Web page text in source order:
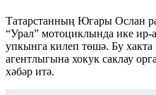
Татарстанның Югары Ослан
“Урал” мотоциклында ике ир-
упкынга килеп төшә. Бу
агентлыгына хокук саклау
хәбәр итә.